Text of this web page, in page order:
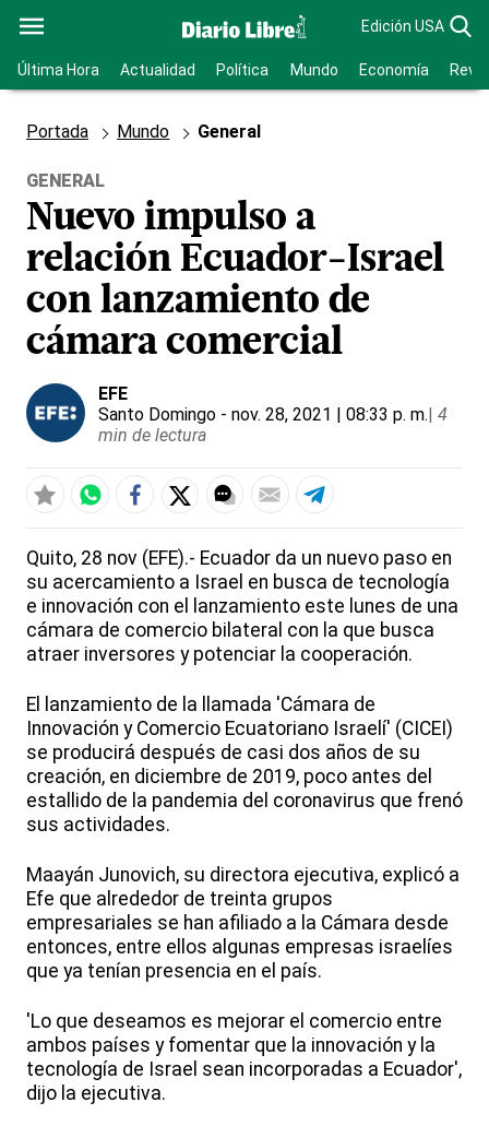
Edición USA
Última Hora Actualidad Política Mundo Economía
Portada Mundo General
GENERAL
Nuevo impulso a
relación Ecuador-Israel
con lanzamiento de
cámara comercial
EFE
Santo Domingo - nov. 28, 2021 | 08:33 p. m.| 4
min de lectura
Quito, 28 nov (EFE).- Ecuador da un nuevo paso en
su acercamiento a Israel en busca de tecnología
e innovación con el lanzamiento este lunes de una
cámara de comercio bilateral con la que busca
atraer inversores y potenciar la cooperación.
El lanzamiento de la llamada 'Cámara de
Innovación y Comercio Ecuatoriano Israelí' (CICEI)
se producirá después de casi dos años de su
creación, en diciembre de 2019, poco antes del
estallido de la pandemia del coronavirus que frenó
sus actividades.
Maayán Junovich, su directora ejecutiva, explicó a
Efe que alrededor de treinta grupos
empresariales se han afiliado a la Cámara desde
entonces, entre ellos algunas empresas israelíes
que ya tenían presencia en el país.
'Lo que deseamos es mejorar el comercio entre
ambos países y fomentar que la innovación y la
tecnología de Israel sean incorporadas a Ecuador',
dijo la ejecutiva.